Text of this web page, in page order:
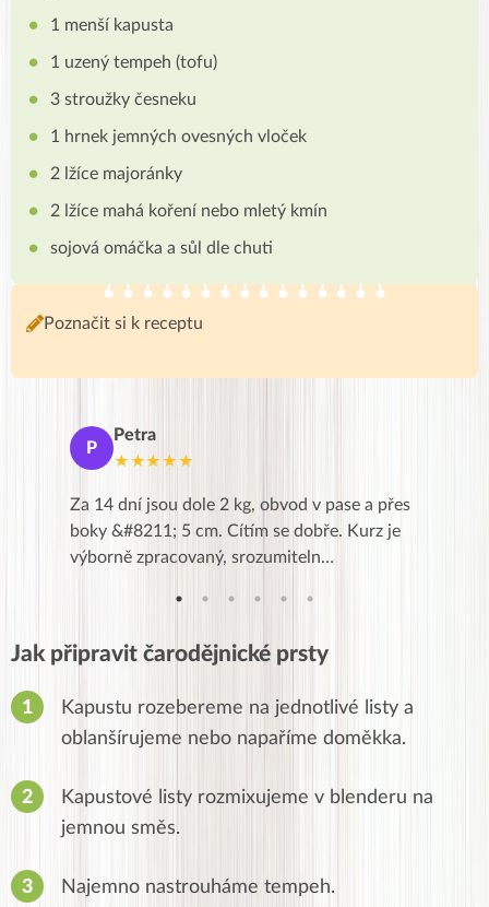
1 menší kapusta
1 uzený tempeh (tofu)
3 stroužky česneku
1 hrnek jemných ovesných vloček
2 lžíce majoránky
2 lžíce mahá koření nebo mletý kmín
sojová omáčka a sůl dle chuti
Poznačit si k receptu
P
Petra
★★★★★
Za 14 dní jsou dole 2 kg, obvod v pase a přes
boky &#8211; 5 cm. Cítím se dobře. Kurz je
výborně zpracovaný, srozumiteln…
Jak připravit čarodějnické prsty
Kapustu rozebereme na jednotlivé listy a
oblanšírujeme nebo napaříme doměkka.
Kapustové listy rozmixujeme v blenderu na
jemnou směs.
Najemno nastrouháme tempeh.